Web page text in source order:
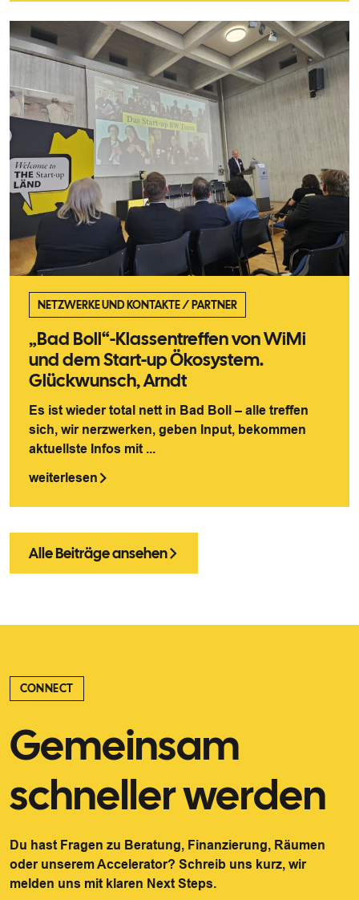
NETZWERKE UND KONTAKTE/PARTNER
„Bad Boll“-Klassentreffen von WiMi
und dem Start-up Ökosystem.
Glückwunsch, Arndt
Es ist wieder total nett in Bad Boll – alle treffen
sich, wir nerzwerken, geben Input, bekommen
aktuellste Infos mit ...
weiterlesen
Alle Beiträge ansehen
CONNECT
Gemeinsam
schneller werden
Du hast Fragen zu Beratung, Finanzierung, Räumen
oder unserem Accelerator? Schreib uns kurz, wir
melden uns mit klaren Next Steps.